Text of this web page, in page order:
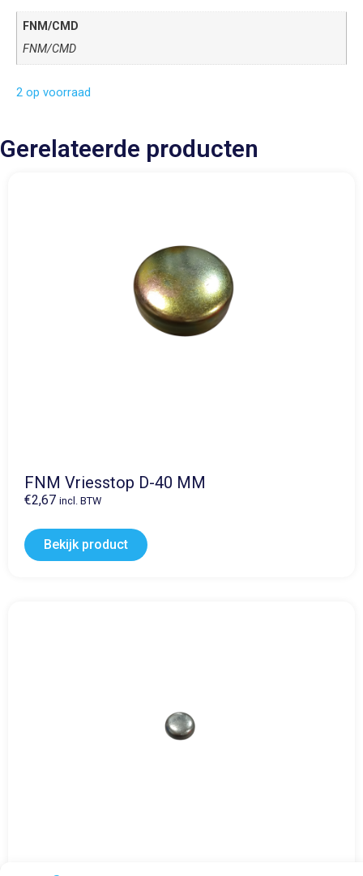
FNM/CMD
FNM/CMD
2 op voorraad
Gerelateerde producten
FNM Vriesstop D-40 MM
€2,67 incl. BTW
Bekijk product